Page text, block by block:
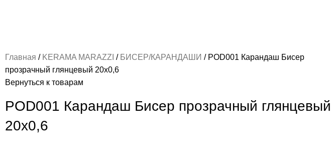
Главная KERAMA MARAZZI БИСЕР/КАРАНДАШИ
POD001 Карандаш Бисер
прозрачный глянцевый 20х0,6
Вернуться к товарам
POD001 Карандаш Бисер прозрачный глянцевый
20х0,6